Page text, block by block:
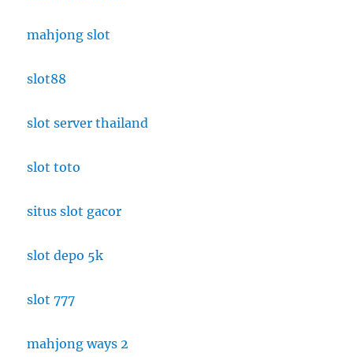
mahjong slot
slot88
slot server thailand
slot toto
situs slot gacor
slot depo 5k
slot 777
mahjong ways 2